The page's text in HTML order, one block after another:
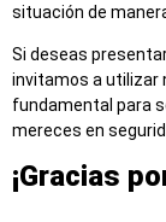
situación de
Si deseas
invitamos a utilizar
fundamental para
mereces en
¡Gracias